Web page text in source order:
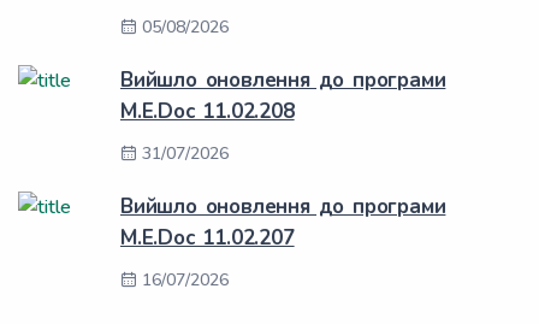
05/08/2026
Вийшло оновлення до програми
M.E.Doc 11.02.208
31/07/2026
Вийшло оновлення до програми
M.E.Doc 11.02.207
16/07/2026